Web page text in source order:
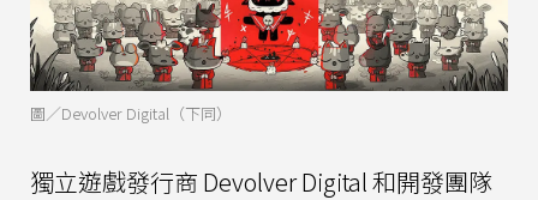
圖／Devolver Digital（下同）
獨立遊戲發行商 Devolver Digital 和開發團隊